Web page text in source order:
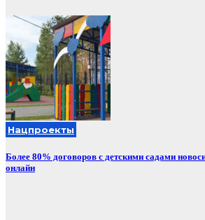
Нацпроекты
Более 80% договоров с детскими садами
онлайн